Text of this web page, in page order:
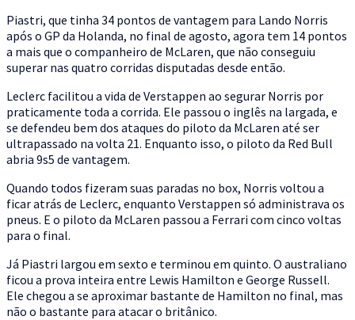
Piastri, que tinha 34 pontos de vantagem para Lando Norris
após o GP da Holanda, no final de agosto, agora tem 14 pontos
a mais que o companheiro de McLaren, que não conseguiu
superar nas quatro corridas disputadas desde então.
Leclerc facilitou a vida de Verstappen ao segurar Norris por
praticamente toda a corrida. Ele passou o inglês na largada, e
se defendeu bem dos ataques do piloto da McLaren até ser
ultrapassado na volta 21. Enquanto isso, o piloto da Red Bull
abria 9s5 de vantagem.
Quando todos fizeram suas paradas no box, Norris voltou a
ficar atrás de Leclerc, enquanto Verstappen só administrava os
pneus. E o piloto da McLaren passou a Ferrari com cinco voltas
para o final.
Já Piastri largou em sexto e terminou em quinto. O australiano
ficou a prova inteira entre Lewis Hamilton e George Russell.
Ele chegou a se aproximar bastante de Hamilton no final, mas
não o bastante para atacar o britânico.